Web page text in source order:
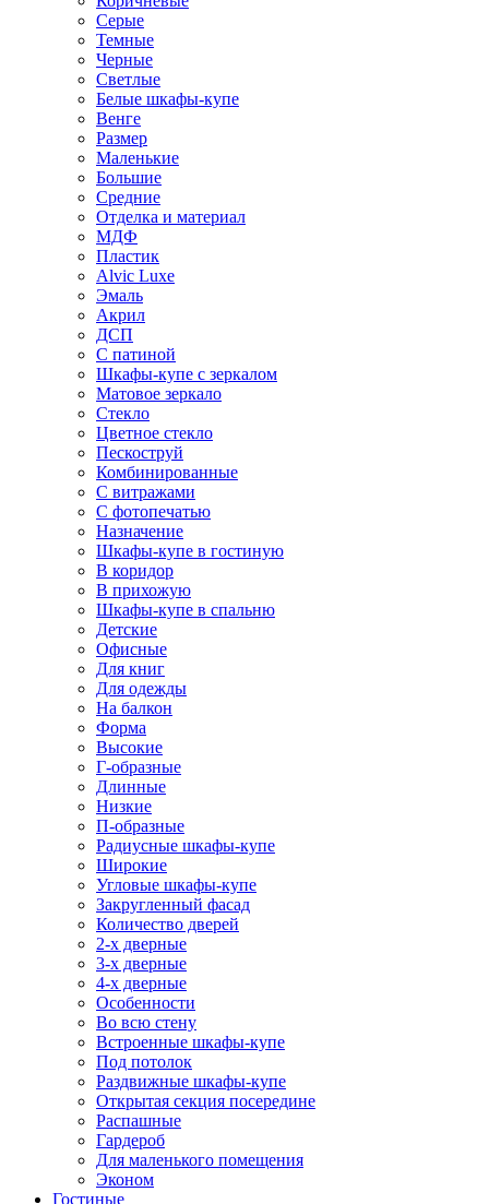
Серые
Темные
Черные
Светлые
Белые шкафы-купе
Венге
Размер
Маленькие
Большие
Средние
Отделка и материал
МДФ
Пластик
Alvic Luxe
Эмаль
Акрил
ДСП
С патиной
Шкафы-купе с зеркалом
Матовое зеркало
Стекло
Цветное стекло
Пескоструй
Комбинированные
С витражами
С фотопечатью
Назначение
Шкафы-купе в гостиную
В коридор
В прихожую
Шкафы-купе в спальню
Детские
Офисные
Для книг
Для одежды
На балкон
Форма
Высокие
Г-образные
Длинные
Низкие
П-образные
Радиусные шкафы-купе
Широкие
Угловые шкафы-купе
Закругленный фасад
Количество дверей
2-х дверные
3-х дверные
4-х дверные
Особенности
Во всю стену
Встроенные шкафы-купе
Под потолок
Раздвижные шкафы-купе
Открытая секция посередине
Распашные
Гардероб
Для маленького помещения
Эконом
Гостиные